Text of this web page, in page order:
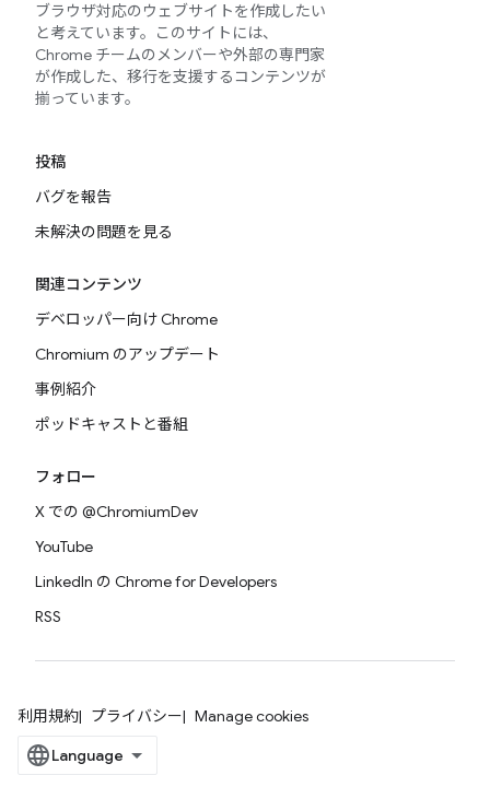
ブラウザ対応のウェブサイトを作成したい
と考えています。このサイトには、
Chrome チームのメンバーや外部の専門家
が作成した、移行を支援するコンテンツが
揃っています。
投稿
バグを報告
未解決の問題を見る
関連コンテンツ
デベロッパー向け Chrome
Chromium のアップデート
事例紹介
ポッドキャストと番組
フォロー
X での @ChromiumDev
YouTube
LinkedIn の Chrome for Developers
RSS
利用規約 プライバシー Manage cookies